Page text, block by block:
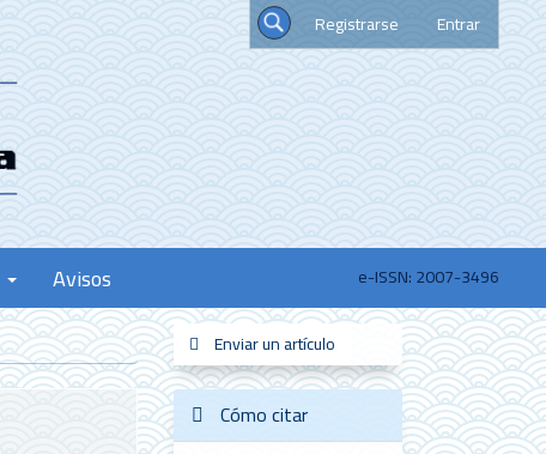
Registrarse Entrar
Avisos e-ISSN: 2007-3496
un
artículo
Enviar un artículo
Cómo citar
sistemas_informacion
new_scimago
redes